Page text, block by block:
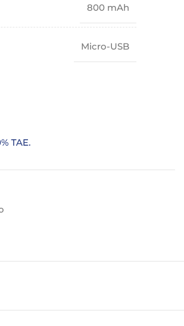
800 mAh
Micro-USB